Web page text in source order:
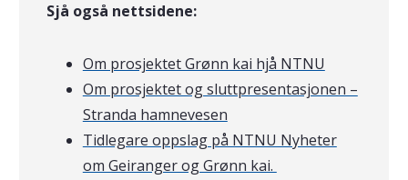
Sjå også nettsidene:
Om prosjektet Grønn kai hjå NTNU
Om prosjektet og sluttpresentasjonen –
Stranda hamnevesen
Tidlegare oppslag på NTNU Nyheter
om Geiranger og Grønn kai.